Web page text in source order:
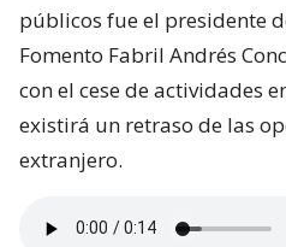
públicos fue el presidente
Fomento Fabril Andrés
con el cese de actividades
existirá un retraso de las
extranjero.